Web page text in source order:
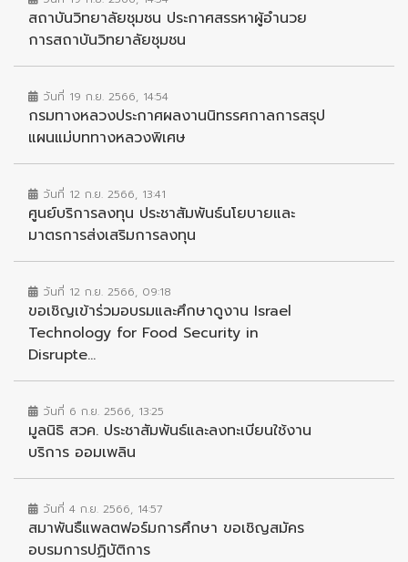
สถาบันวิทยาลัยชุมชน ประกาศสรรหาผู้อำนวย
การสถาบันวิทยาลัยชุมชน
วันที่ 19 ก.ย. 2566, 14:54
กรมทางหลวงประกาศผลงานนิทรรศกาลการสรุป
แผนแม่บททางหลวงพิเศษ
วันที่ 12 ก.ย. 2566, 13:41
ศูนย์บริการลงทุน ประชาสัมพันธ์นโยบายและ
มาตรการส่งเสริมการลงทุน
วันที่ 12 ก.ย. 2566, 09:18
ขอเชิญเข้าร่วมอบรมและศึกษาดูงาน Israel
Technology for Food Security in
Disrupte...
วันที่ 6 ก.ย. 2566, 13:25
มูลนิธิ สวค. ประชาสัมพันธ์และลงทะเบียนใช้งาน
บริการ ออมเพลิน
วันที่ 4 ก.ย. 2566, 14:57
สมาพันธืแพลตฟอร์มการศึกษา ขอเชิญสมัคร
อบรมการปฏิบัติการ